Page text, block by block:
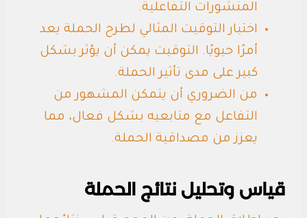
المنشورات التفاعلية.
اختيار التوقيت المثالي لطرح الحملة يعد
أمرًا حيويًا. التوقيت يمكن أن يؤثر بشكل
كبير على مدى تأثير الحملة.
من الضروري أن يتمكن المشهور من
التفاعل مع متابعيه بشكل فعال، مما
يعزز من مصداقية الحملة.
قياس وتحليل نتائج الحملة